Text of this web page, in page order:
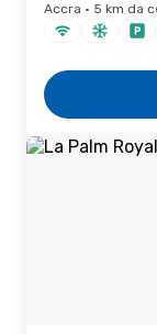
Accra · 5 km da